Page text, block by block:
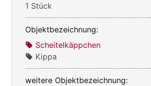
1 Stück
Objektbezeichnung:
Scheitelkäppchen
Kippa
weitere Objektbezeichnung: